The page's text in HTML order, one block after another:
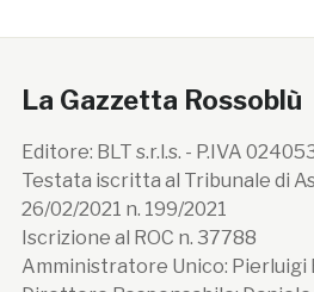
La Gazzetta Rossoblù
Editore: BLT s.r.l.s. - P.IVA
Testata iscritta al Tribunale di
26/02/2021 n. 199/2021
Iscrizione al ROC n. 37788
Amministratore Unico: